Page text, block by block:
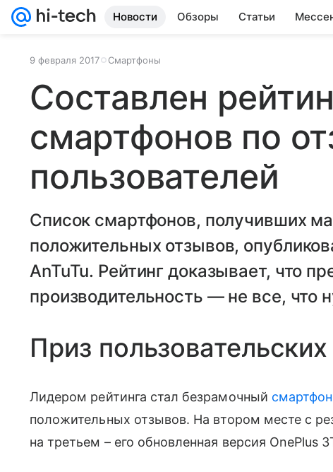
Новости Обзоры Статьи
9 февраля 2017 Смартфоны
Составлен
смартфонов по
пользователей
Список смартфонов, получивших
положительных отзывов,
AnTuTu. Рейтинг доказывает, что
производительность — не все, что
Приз
Лидером рейтинга стал безрамочный
положительных отзывов. На втором месте с
на третьем – его обновленная версия OnePlus